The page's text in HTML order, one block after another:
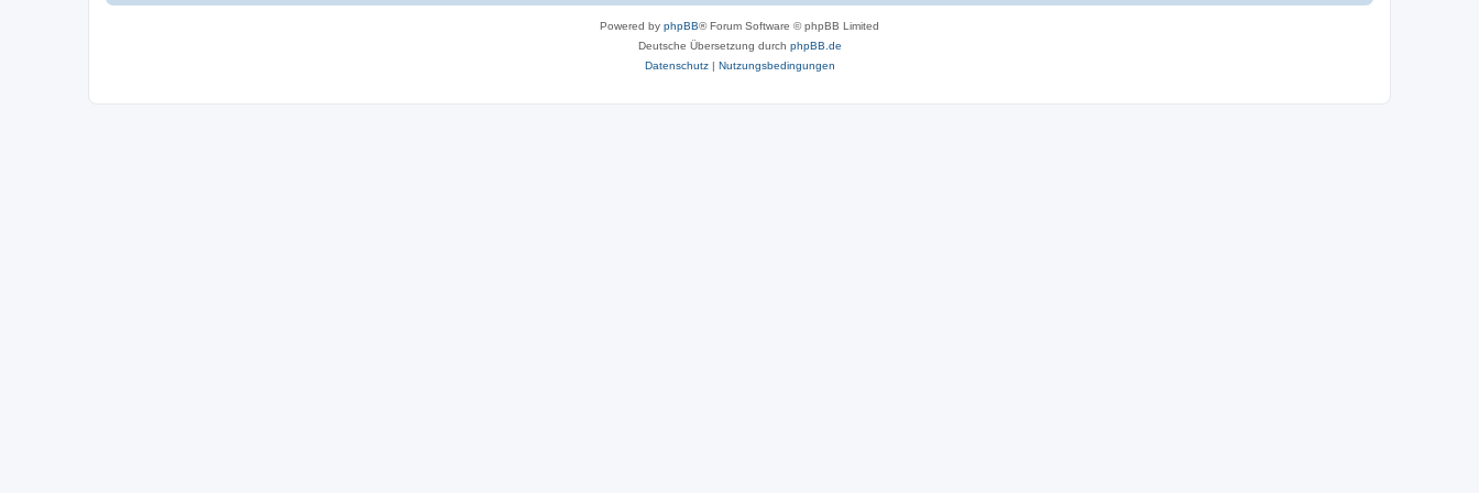
Powered by phpBB® Forum Software © phpBB Limited
Deutsche Übersetzung durch phpBB.de
Datenschutz| Nutzungsbedingungen